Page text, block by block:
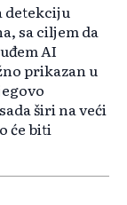
detekciju
sa ciljem da
AI
prikazan u
širi na veći
će biti